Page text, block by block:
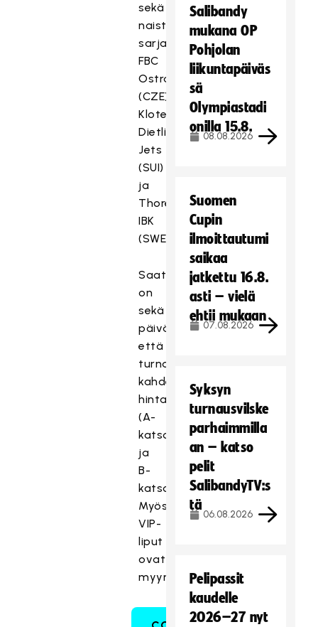
sekä
naisten
sarjassa
FBC
Ostrava
(CZE),
Kloten-
Dietlikon
Jets
(SUI)
ja
Thorengruppen
IBK
(SWE).
Saatavilla
on
sekä
päivä-
että
turnauslippuja
kahdessa
hintaluokassa
(A-
katsomo
ja
B-
katsomo).
Myös
VIP-
liput
ovat
myynnissä.
Salibandy
mukana OP
Pohjolan
liikuntapäiväs
sä
Olympiastadi
onilla 15.8.
08.08.2026
Suomen
Cupin
ilmoittautumi
saikaa
jatkettu 16.8.
asti – vielä
ehtii mukaan
07.08.2026
Syksyn
turnausvilske
parhaimmilla
an – katso
pelit
SalibandyTV:s
tä
06.08.2026
Pelipassit
kaudelle
2026–27 nyt